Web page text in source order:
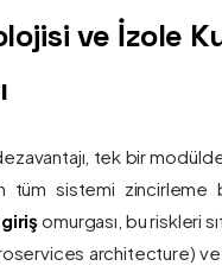
ve İzole
tek bir
tüm sistemi zincirleme
omurgası, bu riskleri
architecture)